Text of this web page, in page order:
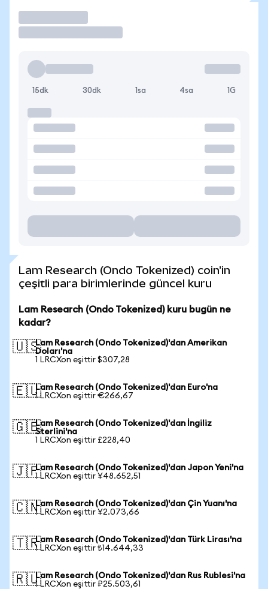
15dk 30dk 1sa 4sa 1G
Lam Research (Ondo Tokenized) coin'in
çeşitli para birimlerinde güncel kuru
Lam Research (Ondo Tokenized) kuru bugün ne
kadar?
🇺🇸Lam Research (Ondo Tokenized)'dan Amerikan
Doları'na
1 LRCXon eşittir $307,28
🇪🇺Lam Research (Ondo Tokenized)'dan Euro'na
1 LRCXon eşittir €266,67
🇬🇧Lam Research (Ondo Tokenized)'dan İngiliz
Sterlini'na
1 LRCXon eşittir £228,40
🇯🇵Lam Research (Ondo Tokenized)'dan Japon Yeni'na
1 LRCXon eşittir ¥48.652,51
🇨🇳Lam Research (Ondo Tokenized)'dan Çin Yuanı'na
1 LRCXon eşittir ¥2.073,66
🇹🇷Lam Research (Ondo Tokenized)'dan Türk Lirası'na
1 LRCXon eşittir ₺14.644,33
🇷🇺Lam Research (Ondo Tokenized)'dan Rus Rublesi'na
1 LRCXon eşittir ₽25.503,61